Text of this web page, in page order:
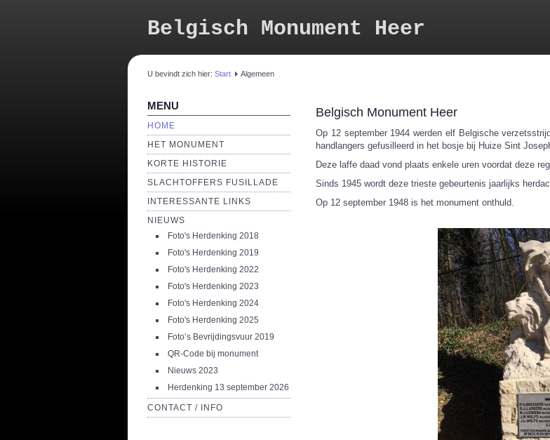
Belgisch Monument Heer
U bevindt zich hier: Start Algemeen
MENU
HOME
HET MONUMENT
KORTE HISTORIE
SLACHTOFFERS FUSILLADE
INTERESSANTE LINKS
NIEUWS
Foto's Herdenking 2018
Foto's Herdenking 2019
Foto's Herdenking 2022
Foto's Herdenking 2023
Foto's Herdenking 2024
Foto's Herdenking 2025
Foto’s Bevrijdingsvuur 2019
QR-Code bij monument
Nieuws 2023
Herdenking 13 september 2026
CONTACT / INFO
Belgisch Monument Heer
Op 12 september 1944 werden elf Belgische
handlangers gefusilleerd in het bosje bij Huize Sint
Deze laffe daad vond plaats enkele uren voordat deze
Sinds 1945 wordt deze trieste gebeurtenis jaarlijks
Op 12 september 1948 is het monument onthuld.